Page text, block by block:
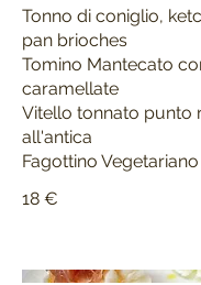
Tonno di coniglio,
pan brioches
Tomino Mantecato
caramellate
Vitello tonnato punto
all'antica
Fagottino
18 €